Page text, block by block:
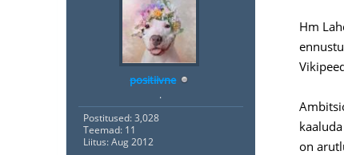
positiivne
.
Postitused: 3,028
Teemad: 11
Liitus: Aug 2012
Hm
on